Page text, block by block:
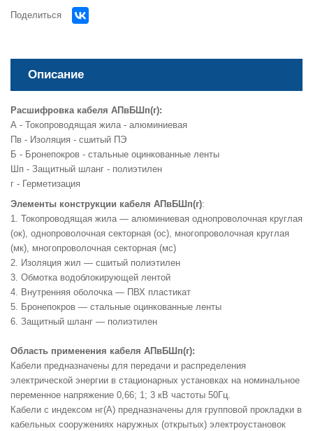
Поделиться
Описание
Расшифровка кабеля АПвБШп(г):
А - Токопроводящая жила - алюминиевая
Пв - Изоляция - сшитый ПЭ
Б - Бронепокров - стальные оцинкованные ленты
Шп - Защитный шланг - полиэтилен
г - Герметизация
Элементы конструкции кабеля АПвБШп(г):
1. Токопроводящая жила — алюминиевая однопроволочная круглая
(ок), однопроволочная секторная (ос), многопроволочная круглая
(мк), многопроволочная секторная (мс)
2. Изоляция жил — сшитый полиэтилен
3. Обмотка водоблокирующей лентой
4. Внутренняя оболочка — ПВХ пластикат
5. Бронепокров — стальные оцинкованные ленты
6. Защитный шланг — полиэтилен
Область применения кабеля АПвБШп(г):
Кабели предназначены для передачи и распределения
электрической энергии в стационарных установках на номинальное
переменное напряжение 0,66; 1; 3 кВ частоты 50Гц.
Кабели с индексом нг(А) предназначены для групповой прокладки в
кабельных сооружениях наружных (открытых) электроустановок